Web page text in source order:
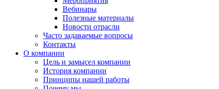
Вебинары
Полезные материалы
Новости отрасли
Часто задаваемые вопросы
Контакты
О компании
Цель и замысел компании
История компании
Принципы нашей работы